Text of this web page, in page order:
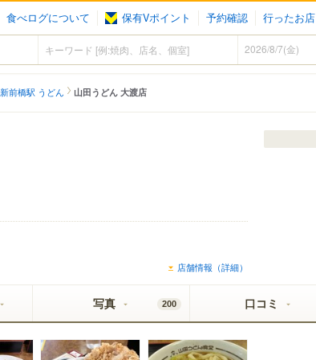
食べログについて 保有Vポイント 予約確認 行ったお店
新前橋駅 うどん 山田うどん 大渡店
店舗情報（詳細）
写真 200 口コミ